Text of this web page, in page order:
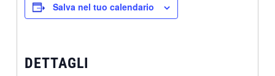
Salva nel tuo calendario
DETTAGLI